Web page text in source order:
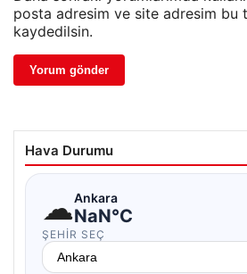
posta adresim ve site adresim bu
kaydedilsin.
Hava Durumu
☁Ankara
NaN°C
ŞEHIR SEÇ